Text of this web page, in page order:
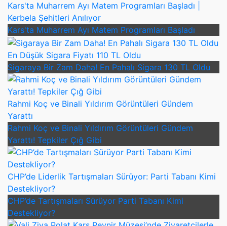
Kars'ta Muharrem Ayı Matem Programları Başladı |
Kerbela Şehitleri Anılıyor
Kars'ta Muharrem Ayı Matem Programları Başladı
En Düşük Sigara Fiyatı 110 TL Oldu
Sigaraya Bir Zam Daha! En Pahalı Sigara 130 TL Oldu
Rahmi Koç ve Binali Yıldırım Görüntüleri Gündem
Yarattı
Rahmi Koç ve Binali Yıldırım Görüntüleri Gündem
Yarattı! Tepkiler Çığ Gibi
CHP’de Liderlik Tartışmaları Sürüyor: Parti Tabanı Kimi
Destekliyor?
CHP’de Tartışmaları Sürüyor Parti Tabanı Kimi
Destekliyor?